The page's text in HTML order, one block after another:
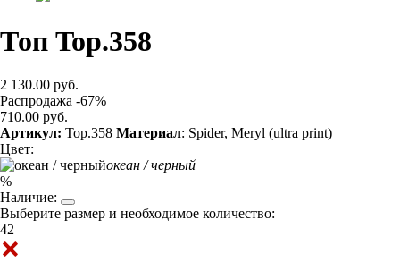
Топ Top.358
2 130.00 руб.
Распродажа -67%
710.00 руб.
Артикул: Top.358 Материал: Spider, Meryl (ultra print)
Цвет:
океан / черный
%
Наличие:
Выберите размер и необходимое количество:
42